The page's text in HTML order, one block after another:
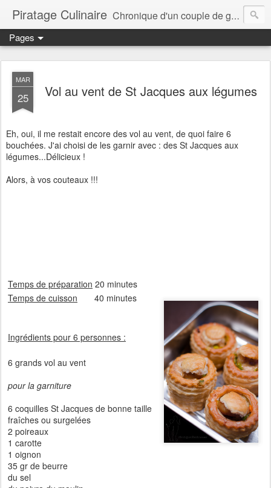
Piratage Culinaire Chronique d'un couple de gourmands
Pages
MAR
25 Vol au vent de St Jacques aux légumes
Eh, oui, il me restait encore des vol au vent, de quoi faire 6
bouchées. J'ai choisi de les garnir avec : des St Jacques aux
légumes...Délicieux !
Alors, à vos couteaux !!!
Temps de préparation 20 minutes
Temps de cuisson 40 minutes
Ingrédients pour 6 personnes :
6 grands vol au vent
pour la garniture
6 coquilles St Jacques de bonne taille
fraîches ou surgelées
2 poireaux
1 carotte
1 oignon
35 gr de beurre
du sel